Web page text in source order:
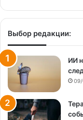
Выбор редакции:
ИИ